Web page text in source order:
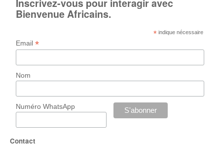
Inscrivez-vous pour interagir avec
Bienvenue Africains.
* indique nécessaire
Email*
Nom
Numéro WhatsApp
Contact